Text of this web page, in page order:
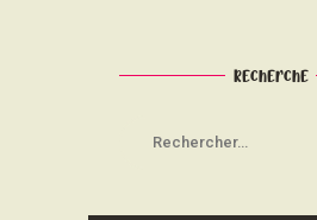
Recherche